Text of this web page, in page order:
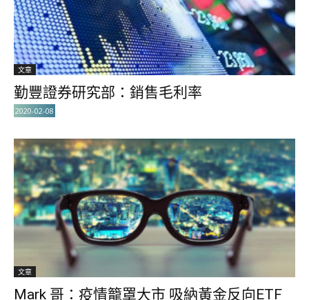
文章
勤豐證券研究部：銷售毛利率
2020-02-08
文章
Mark 哥：疫情籠罩大市 吸納黃金反向ETF